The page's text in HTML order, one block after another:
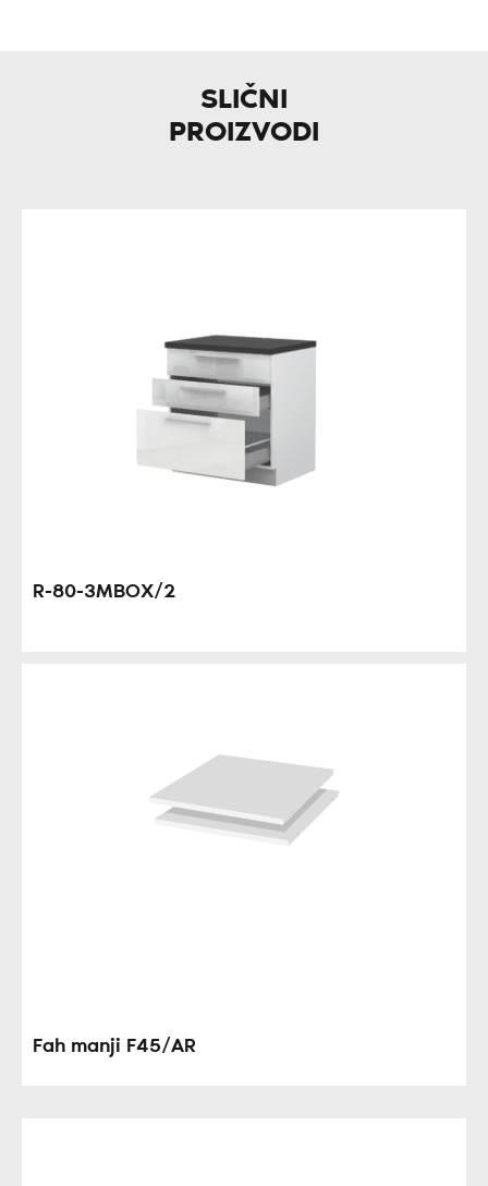
SLIČNI
PROIZVODI
R-80-3MBOX/2
Fah manji F45/AR